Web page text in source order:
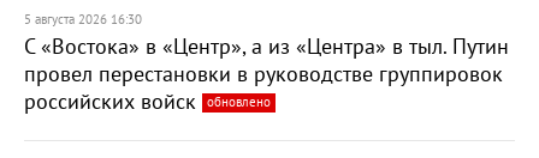
5 августа 2026 16:30
С «Востока» в «Центр», а из «Центра» в тыл. Путин
провел перестановки в руководстве группировок
российских войск
обновлено